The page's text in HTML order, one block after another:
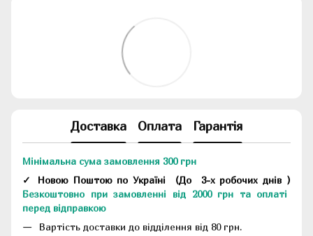
Доставка Оплата Гарантія
Мінімальна сума замовлення 300 грн
✓ Новою Поштою по Україні (До 3-х робочих днів )
Безкоштовно при замовленні від 2000 грн та оплаті
перед відправкою
Вартість доставки до відділення від 80 грн.